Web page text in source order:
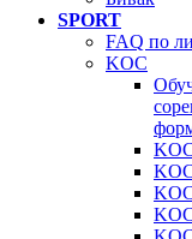
SPORT
FAQ по
KOC